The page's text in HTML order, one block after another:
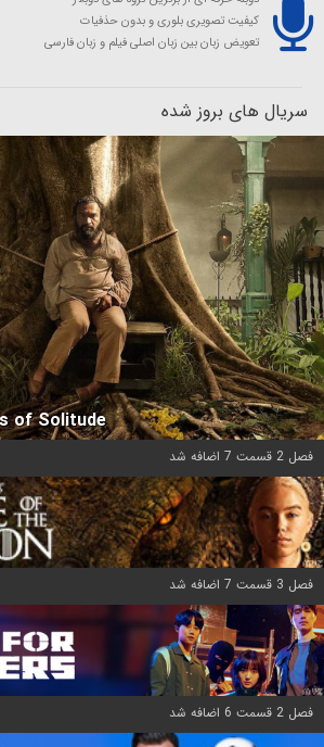
کیفیت تصویری بلوری و بدون حذفیات
تعویض زبان بین زبان اصلی فیلم و زبان فارسی
سریال های بروز شده
of Solitude
فصل 2 قسمت 7 اضافه شد
فصل 3 قسمت 7 اضافه شد
فصل 2 قسمت 6 اضافه شد